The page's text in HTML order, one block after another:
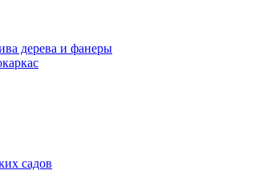
дерева и фанеры
садов